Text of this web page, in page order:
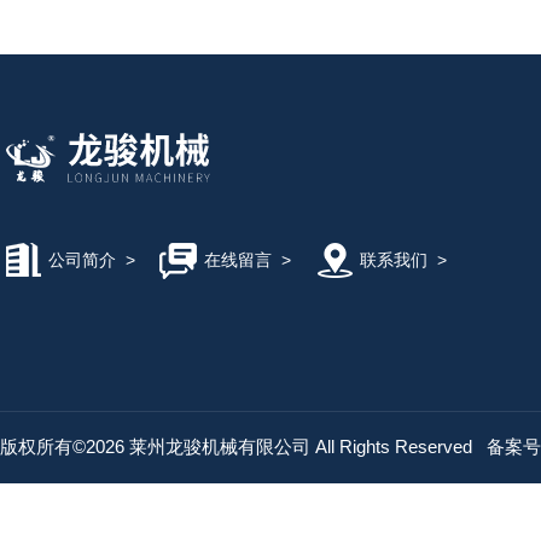
公司简介 > 在线留言> 联系我们 >
版权所有©2026 莱州龙骏机械有限公司 All Rights Reserved 备案